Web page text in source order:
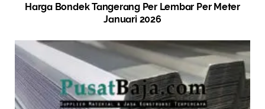
Harga Bondek Tangerang Per Lembar Per Meter
Januari 2026